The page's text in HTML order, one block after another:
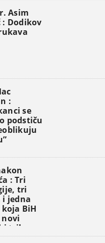
Asim
Dodikov
:
se
podstiču
: Tri
tri
jedna
BiH
triler